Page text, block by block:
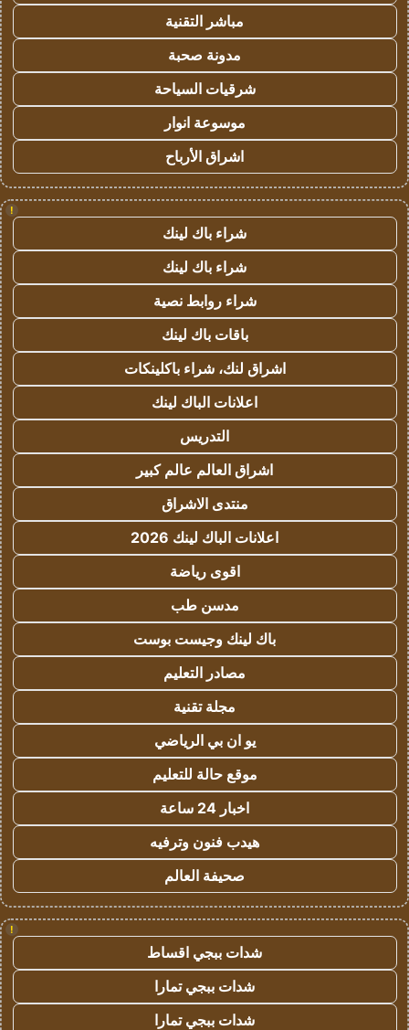
مباشر التقنية
مدونة صحبة
شرقيات السياحة
موسوعة انوار
اشراق الأرباح
!
شراء باك لينك
شراء باك لينك
شراء روابط نصية
باقات باك لينك
اشراق لنك، شراء باكلينكات
اعلانات الباك لينك
التدريس
اشراق العالم عالم كبير
منتدى الاشراق
اعلانات الباك لينك 2026
اقوى رياضة
مدسن طب
باك لينك وجيست بوست
مصادر التعليم
مجلة تقنية
يو ان بي الرياضي
موقع حالة للتعليم
اخبار 24 ساعة
هيدب فنون وترفيه
صحيفة العالم
!
شدات ببجي اقساط
شدات ببجي تمارا
شدات ببجي تمارا